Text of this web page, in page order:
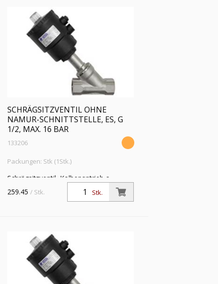
SCHRÄGSITZVENTIL OHNE
NAMUR-SCHNITTSTELLE, ES, G
1/2, MAX. 16 BAR
133206
Packungen: Stk (1Stk.)
Schrägsitzventil, Kolbenantrieb o.
NAMUR-Schnittstelle, NC, ES,
Mediumstemp. -10°C bis 180°C, G 1/2,
Stk.
259.45 / Stk.